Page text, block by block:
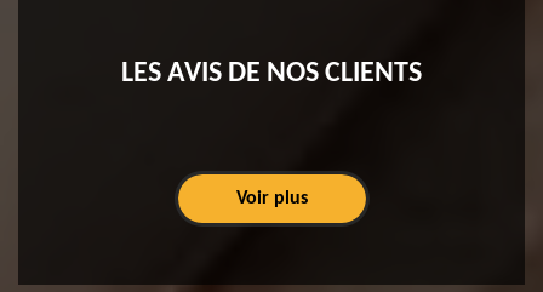
LES AVIS DE NOS CLIENTS
Voir plus